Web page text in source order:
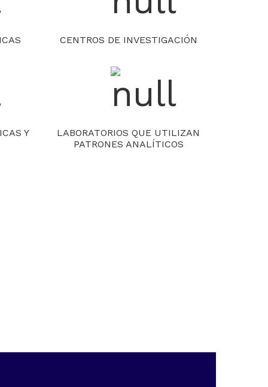
CENTROS DE INVESTIGACIÓN
Y
LABORATORIOS QUE UTILIZAN
PATRONES ANALÍTICOS